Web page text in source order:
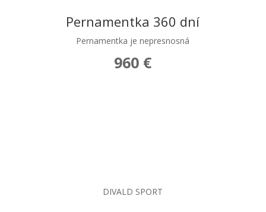
Pernamentka 360 dní
Pernamentka je nepresnosná
960 €
DIVALD SPORT